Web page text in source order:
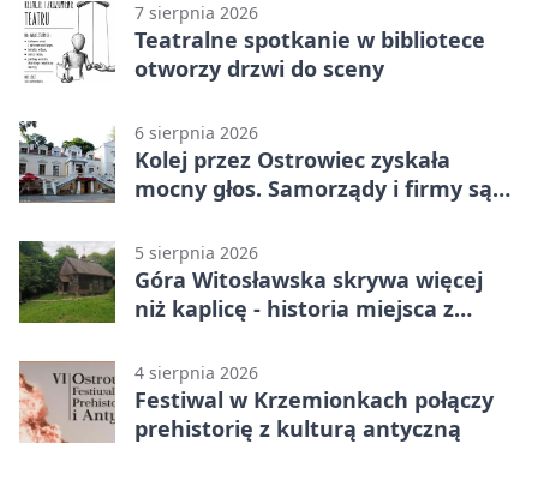
7 sierpnia 2026
Teatralne spotkanie w bibliotece
otworzy drzwi do sceny
6 sierpnia 2026
Kolej przez Ostrowiec zyskała
mocny głos. Samorządy i firmy są
5 sierpnia 2026
Góra Witosławska skrywa więcej
niż kaplicę - historia miejsca z
4 sierpnia 2026
Festiwal w Krzemionkach połączy
prehistorię z kulturą antyczną